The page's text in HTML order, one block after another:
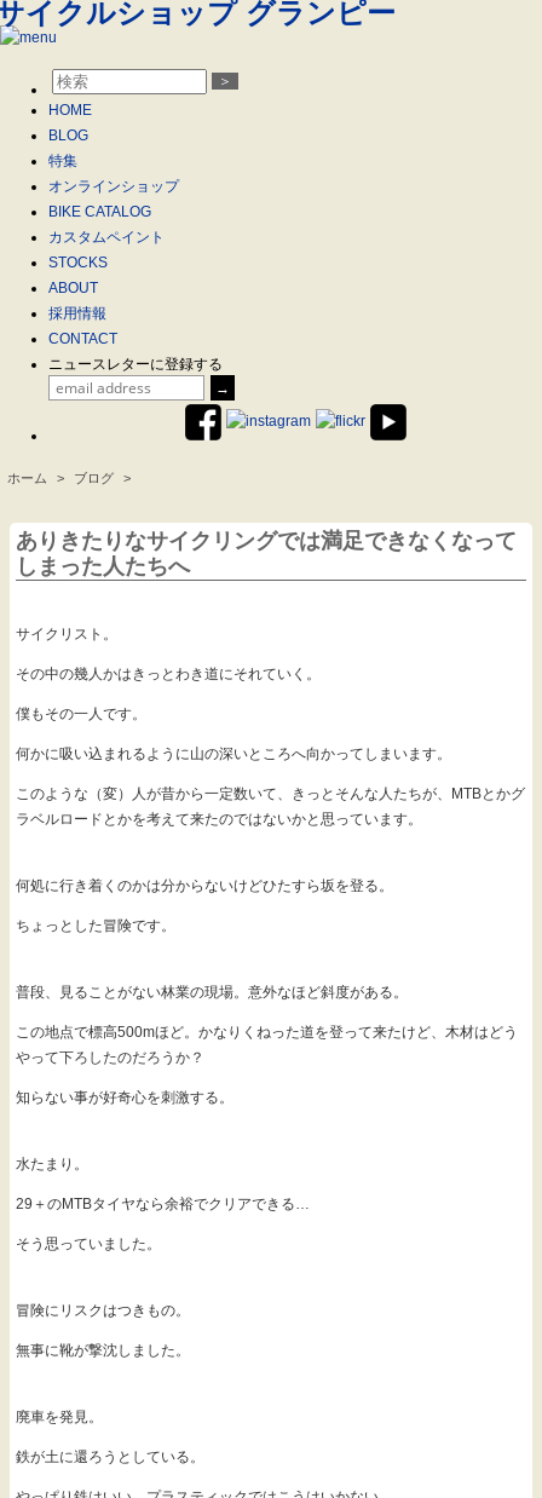
＞
HOME
BLOG
特集
オンラインショップ
BIKE CATALOG
カスタムペイント
STOCKS
ABOUT
採用情報
CONTACT
ニュースレターに登録する
ホーム > ブログ >
ありきたりなサイクリングでは満足できなくなって
しまった人たちへ
サイクリスト。
その中の幾人かはきっとわき道にそれていく。
僕もその一人です。
何かに吸い込まれるように山の深いところへ向かってしまいます。
このような（変）人が昔から一定数いて、きっとそんな人たちが、MTBとかグ
ラベルロードとかを考えて来たのではないかと思っています。
何処に行き着くのかは分からないけどひたすら坂を登る。
ちょっとした冒険です。
普段、見ることがない林業の現場。意外なほど斜度がある。
この地点で標高500mほど。かなりくねった道を登って来たけど、木材はどう
やって下ろしたのだろうか？
知らない事が好奇心を刺激する。
水たまり。
29＋のMTBタイヤなら余裕でクリアできる…
そう思っていました。
冒険にリスクはつきもの。
無事に靴が撃沈しました。
廃車を発見。
鉄が土に還ろうとしている。